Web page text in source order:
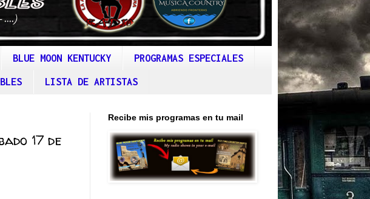
BLUE MOON KENTUCKY PROGRAMAS ESPECIALES
LISTA DE ARTISTAS
17 de
Recibe mis programas en tu mail